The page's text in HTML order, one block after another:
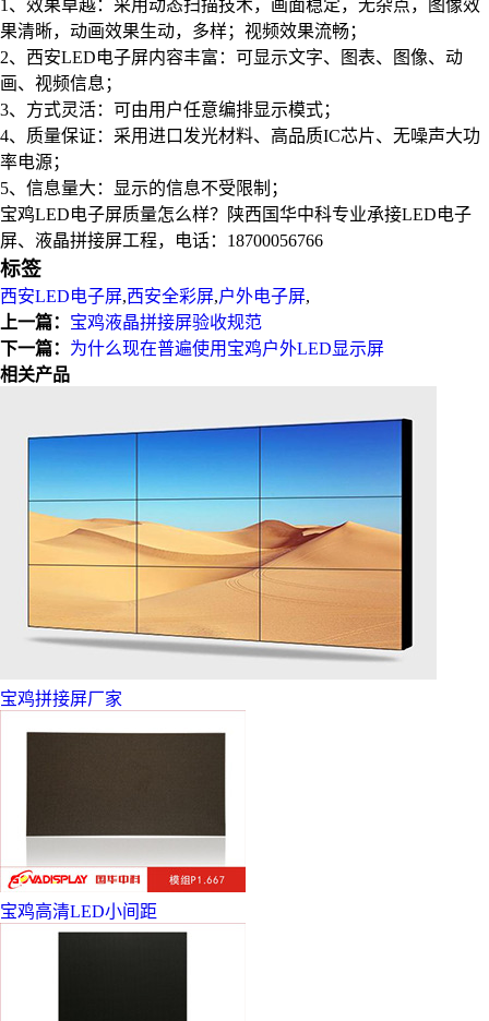
1、效果卓越：采用动态扫描技术，画面稳定，无杂点，图像效
果清晰，动画效果生动，多样；视频效果流畅；
2、西安LED电子屏内容丰富：可显示文字、图表、图像、动
画、视频信息；
3、方式灵活：可由用户任意编排显示模式；
4、质量保证：采用进口发光材料、高品质IC芯片、无噪声大功
率电源；
5、信息量大：显示的信息不受限制；
宝鸡LED电子屏质量怎么样？陕西国华中科专业承接LED电子
屏、液晶拼接屏工程，电话：18700056766
标签
西安LED电子屏,西安全彩屏,户外电子屏,
上一篇： 宝鸡液晶拼接屏验收规范
下一篇： 为什么现在普遍使用宝鸡户外LED显示屏
相关产品
宝鸡拼接屏厂家
宝鸡高清LED小间距